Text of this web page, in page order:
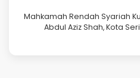
Mahkamah Rendah Syariah
Abdul Aziz Shah, Kota